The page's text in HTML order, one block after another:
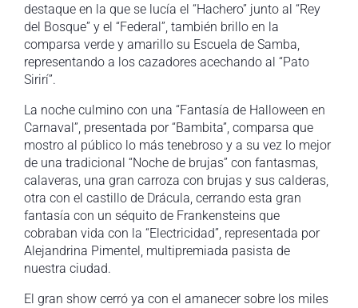
destaque en la que se lucía el “Hachero” junto al “Rey
del Bosque” y el “Federal”, también brillo en la
comparsa verde y amarillo su Escuela de Samba,
representando a los cazadores acechando al “Pato
Sirirí”.
La noche culmino con una “Fantasía de Halloween en
Carnaval”, presentada por “Bambita”, comparsa que
mostro al público lo más tenebroso y a su vez lo mejor
de una tradicional “Noche de brujas” con fantasmas,
calaveras, una gran carroza con brujas y sus calderas,
otra con el castillo de Drácula, cerrando esta gran
fantasía con un séquito de Frankensteins que
cobraban vida con la “Electricidad”, representada por
Alejandrina Pimentel, multipremiada pasista de
nuestra ciudad.
El gran show cerró ya con el amanecer sobre los miles